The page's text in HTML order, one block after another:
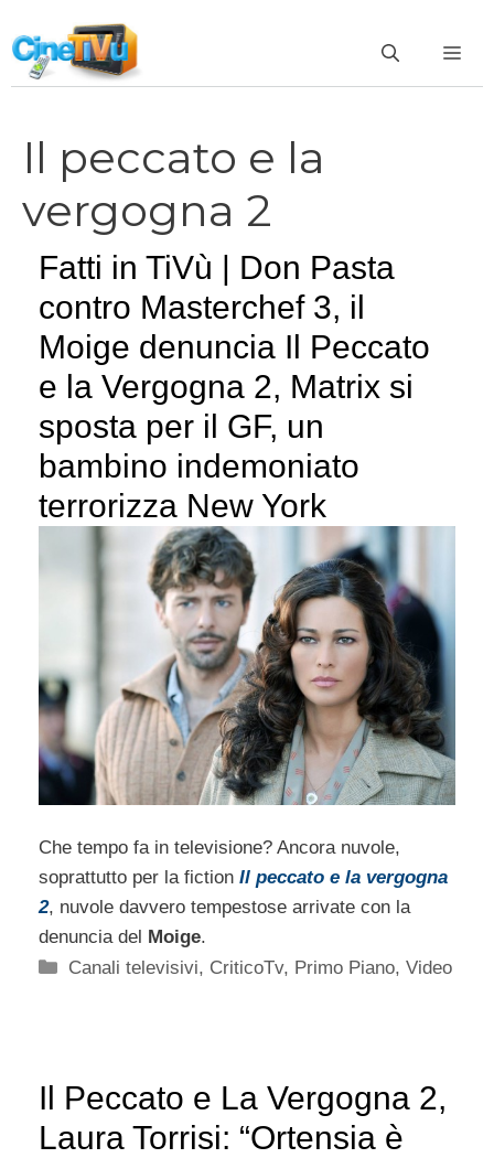
al
contenuto
Il peccato e la
vergogna 2
Fatti in TiVù | Don Pasta
contro Masterchef 3, il
Moige denuncia Il Peccato
e la Vergogna 2, Matrix si
sposta per il GF, un
bambino indemoniato
terrorizza New York
Che tempo fa in televisione? Ancora nuvole,
soprattutto per la fiction Il peccato e la vergogna
2, nuvole davvero tempestose arrivate con la
denuncia del
Moige.
Categorie
Canali televisivi, CriticoTv, Primo Piano,Video
Il Peccato e La Vergogna 2,
Laura Torrisi: “Ortensia è